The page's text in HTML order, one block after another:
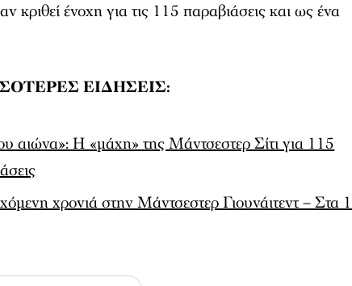
κριθεί ένοχη για τις 115 παραβιάσεις και ως ένα
ΕΙΔΗΣΕΙΣ:
αιώνα»: Η «μάχη» της Μάντσεστερ Σίτι για 115
χρονιά στην Μάντσεστερ Γιουνάιτεντ – Στα